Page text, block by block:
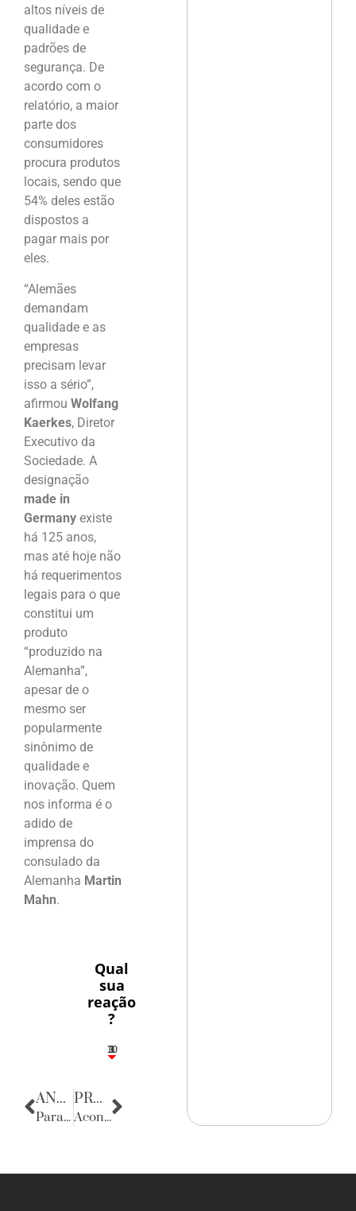
altos níveis de
qualidade e
padrões de
segurança. De
acordo com o
relatório, a maior
parte dos
consumidores
procura produtos
locais, sendo que
54% deles estão
dispostos a
pagar mais por
eles.
“Alemães
demandam
qualidade e as
empresas
precisam levar
isso a sério”,
afirmou Wolfang
Kaerkes, Diretor
Executivo da
Sociedade. A
designação
made in
Germany existe
há 125 anos,
mas até hoje não
há requerimentos
legais para o que
constitui um
produto
“produzido na
Alemanha”,
apesar de o
mesmo ser
popularmente
sinônimo de
qualidade e
inovação. Quem
nos informa é o
adido de
imprensa do
consulado da
Alemanha Martin
Mahn.
Qual
sua
reação
?
3
1
1
3
10
ANTERIOR
Parabéns
PRÓXIMA
Acontecencias